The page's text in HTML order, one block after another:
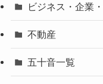
ビジネス・企業
不動産
五十音一覧